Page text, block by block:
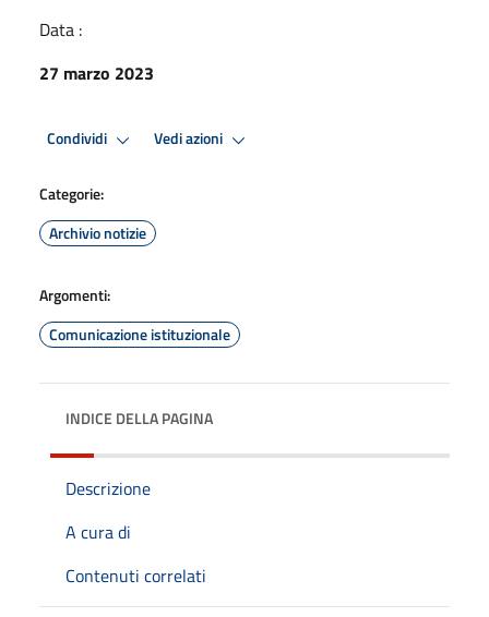
Data :
27 marzo 2023
Condividi Vedi azioni
Categorie:
Archivio notizie
Argomenti:
Comunicazione istituzionale
INDICE DELLA PAGINA
Descrizione
A cura di
Contenuti correlati